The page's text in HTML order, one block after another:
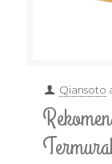
Qiansoto